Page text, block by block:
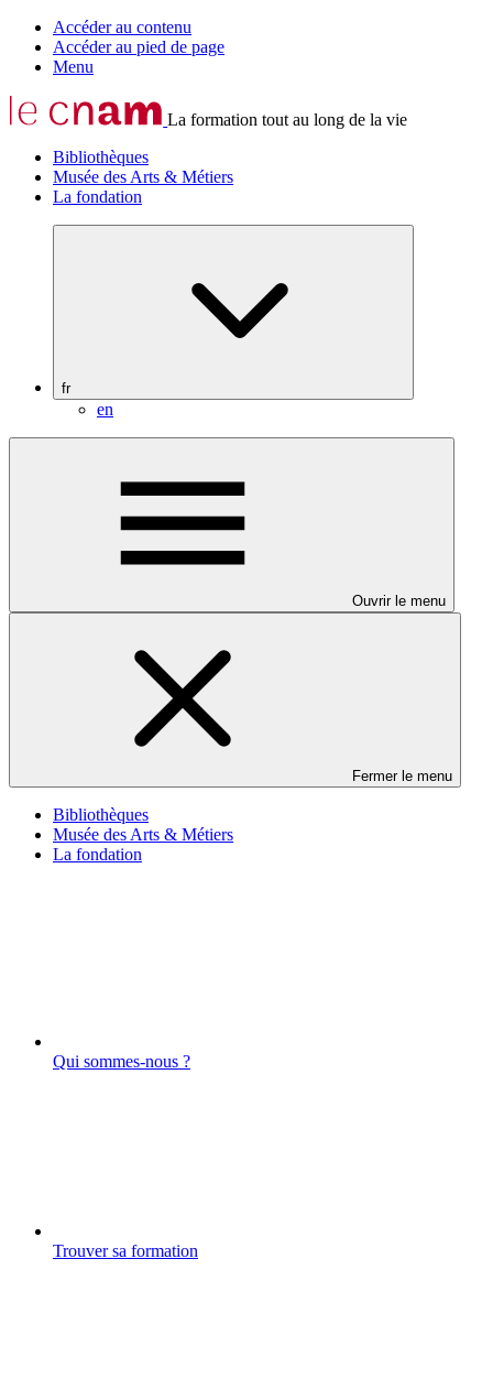
Accéder au contenu
Accéder au pied de page
Menu
La formation tout au long de la vie
Bibliothèques
Musée des Arts & Métiers
La fondation
fr
en
Ouvrir le menu
Fermer le menu
Bibliothèques
Musée des Arts & Métiers
La fondation
Qui sommes-nous ?
Trouver sa formation